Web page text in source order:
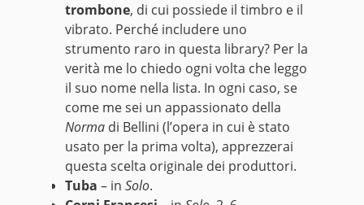
trombone, di cui possiede il timbro e il
vibrato. Perché includere uno
strumento raro in questa library? Per la
verità me lo chiedo ogni volta che leggo
il suo nome nella lista. In ogni caso, se
come me sei un appassionato della
Norma di Bellini (l’opera in cui è stato
usato per la prima volta), apprezzerai
questa scelta originale dei produttori.
Tuba – in Solo.